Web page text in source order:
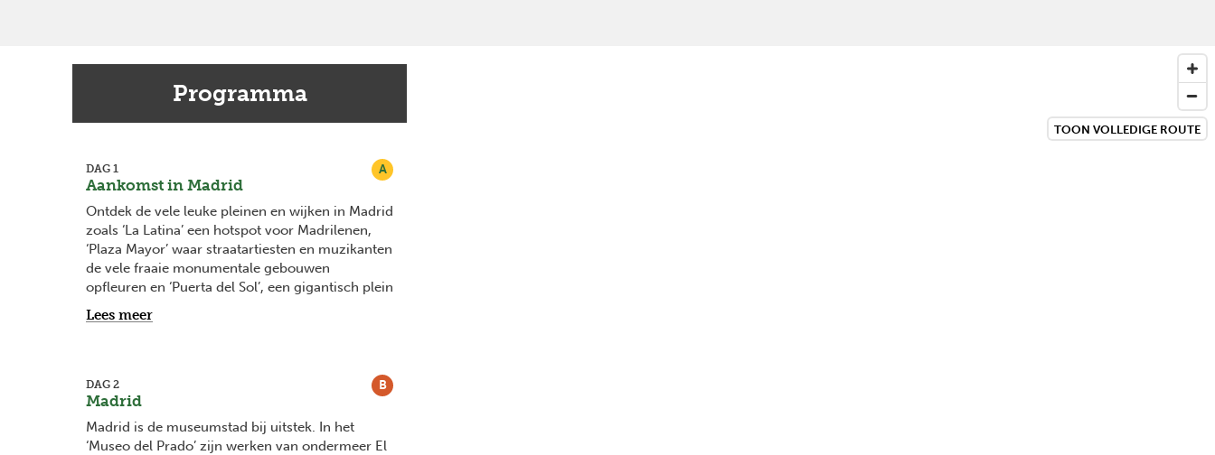
TOON VOLLEDIGE ROUTE
Programma
A
DAG 1
Aankomst in Madrid
Ontdek de vele leuke pleinen en wijken in Madrid
zoals ‘La Latina’ een hotspot voor Madrilenen,
‘Plaza Mayor’ waar straatartiesten en muzikanten
de vele fraaie monumentale gebouwen
opfleuren en ‘Puerta del Sol’, een gigantisch plein
met fonteinen en beelden en een belangrijke
verkeersader in het drukke Madrid. Passeer ook
aangelegde tuinen.
Overnachting in hotel Vincci Soho****.
Lees meer
B
DAG 2
Madrid
Madrid is de museumstad bij uitstek. In het
‘Museo del Prado’ zijn werken van ondermeer El
Next